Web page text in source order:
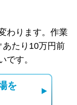
わります。作業
あたり10万円前
です。
を